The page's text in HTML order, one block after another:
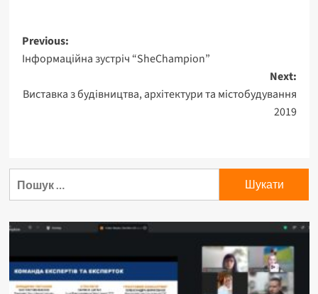
Post
navigation
Previous:
Інформаційна зустріч “SheChampion”
Next:
Виставка з будівництва, архітектури та містобудування
2019